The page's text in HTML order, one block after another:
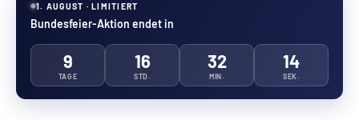
1. AUGUST · LIMITIERT
Bundesfeier-Aktion endet in
9
TAGE
16
STD.
32
MIN.
14
SEK.